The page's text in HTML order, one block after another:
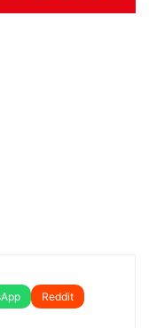
Reddit